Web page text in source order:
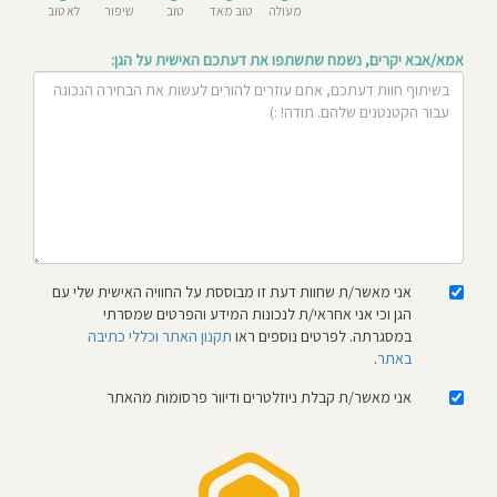
מעולה טוב מאד טוב
שיפור
לא טוב
אמא/אבא יקרים, נשמח שתשתפו את דעתכם האישית על הגן:
אני מאשר/ת שחוות דעת זו מבוססת על החוויה האישית שלי עם
הגן וכי אני אחראי/ת לנכונות המידע והפרטים שמסרתי
במסגרתה. לפרטים נוספים ראו תקנון האתר וכללי כתיבה
באתר.
אני מאשר/ת קבלת ניוזלטרים ודיוור פרסומות מהאתר